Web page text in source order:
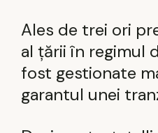
Ales de trei ori
al țării în regimul
fost gestionate
garantul unei